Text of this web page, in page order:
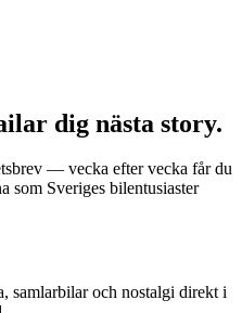
dig nästa story.
— vecka efter vecka får du
som Sveriges bilentusiaster
samlarbilar och nostalgi direkt i